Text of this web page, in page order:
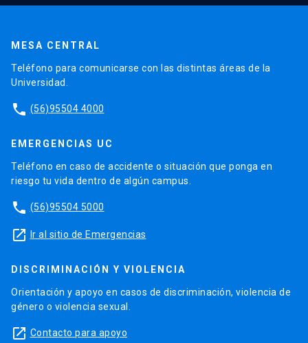
MESA CENTRAL
Teléfono para comunicarse con las distintas áreas de la
Universidad.
phone (56)95504 4000
EMERGENCIAS UC
Teléfono en caso de accidente o situación que ponga en
riesgo tu vida dentro de algún campus.
phone (56)95504 5000
launch Ir al sitio de Emergencias
DISCRIMINACIÓN Y VIOLENCIA
Orientación y apoyo en casos de discriminación, violencia de
género o violencia sexual.
launch Contacto para apoyo